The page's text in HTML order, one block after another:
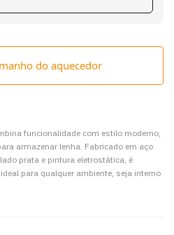
funcionalidade com estilo moderno,
armazenar lenha. Fabricado em aço
prata e pintura eletrostática, é
para qualquer ambiente, seja interno
do aquecedor